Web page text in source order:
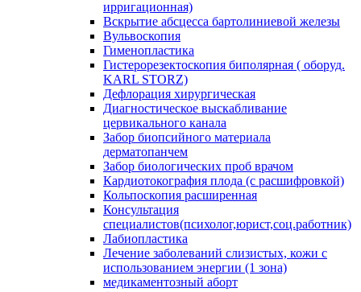
ирригационная)
Вскрытие абсцесса бартолиниевой железы
Вульвоскопия
Гименопластика
Гистерорезектоскопия биполярная ( оборуд.
KARL STORZ)
Дефлорация хирургическая
Диагностическое выскабливание
цервикального канала
Забор биопсийного материала
дерматопанчем
Забор биологических проб врачом
Кардиотокография плода (с расшифровкой)
Кольпоскопия расширенная
Консультация
специалистов(психолог,юрист,соц.работник)
Лабиопластика
Лечение заболеваний слизистых, кожи с
использованием энергии (1 зона)
медикаментозный аборт